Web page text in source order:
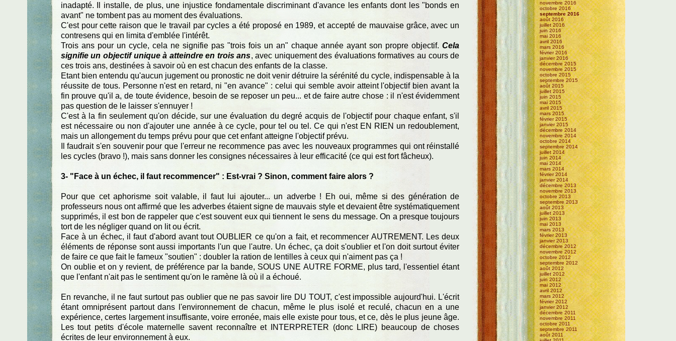
inadapté. Il installe, de plus, une injustice fondamentale discriminant d'avance les enfants dont les "bonds en
avant" ne tombent pas au moment des évaluations.
C'est pour cette raison que le travail par cycles a été proposé en 1989, et accepté de mauvaise grâce, avec un
contresens qui en limita d'emblée l'intérêt.
Trois ans pour un cycle, cela ne signifie pas "trois fois un an" chaque année ayant son propre objectif.Cela
signifie un objectif unique à atteindre en trois ans, avec uniquement des évaluations formatives au cours de
ces trois ans, destinées à savoir où en est chacun des enfants de la classe.
Etant bien entendu qu'aucun jugement ou pronostic ne doit venir détruire la sérénité du cycle, indispensable à la
réussite de tous. Personne n'est en retard, ni "en avance" : celui qui semble avoir atteint l'objectif bien avant la
fin prouve qu'il a, de toute évidence, besoin de se reposer un peu... et de faire autre chose : il n'est évidemment
pas question de le laisser s'ennuyer !
C'est à la fin seulement qu'on décide, sur une évaluation du degré acquis de l'objectif pour chaque enfant, s'il
est nécessaire ou non d'ajouter une année à ce cycle, pour tel ou tel. Ce qui n'est EN RIEN un redoublement,
mais un allongement du temps prévu pour que cet enfant atteigne l'objectif prévu.
Il faudrait s'en souvenir pour que l'erreur ne recommence pas avec les nouveaux programmes qui ont réinstallé
les cycles (bravo !), mais sans donner les consignes nécessaires à leur efficacité (ce qui est fort fâcheux).
3- "Face à un échec, il faut recommencer" : Est-vrai ? Sinon, comment faire alors ?
Pour que cet aphorisme soit valable, il faut lui ajouter... un adverbe ! Eh oui, même si des génération de
professeurs nous ont affirmé que les adverbes étaient signe de mauvais style et devaient être systématiquement
supprimés, il est bon de rappeler que c'est souvent eux qui tiennent le sens du message. On a presque toujours
tort de les négliger quand on lit ou écrit.
Face à un échec, il faut d'abord avant tout OUBLIER ce qu'on a fait, et recommencer AUTREMENT. Les deux
éléments de réponse sont aussi importants l'un que l'autre. Un échec, ça doit s'oublier et l'on doit surtout éviter
de faire ce que fait le fameux "soutien" : doubler la ration de lentilles à ceux qui n'aiment pas ça !
On oublie et on y revient, de préférence par la bande, SOUS UNE AUTRE FORME, plus tard, l'essentiel étant
que l'enfant n'ait pas le sentiment qu'on le ramène là où il a échoué.
En revanche, il ne faut surtout pas oublier que ne pas savoir lire DU TOUT, c'est impossible aujourd'hui. L'écrit
étant omniprésent partout dans l'environnement de chacun, même le plus isolé et reculé, chacun en a une
expérience, certes largement insuffisante, voire erronée, mais elle existe pour tous, et ce, dès le plus jeune âge.
Les tout petits d'école maternelle savent reconnaître et INTERPRETER (donc LIRE) beaucoup de choses
écrites de leur environnement à eux.
novembre 2016
octobre 2016
septembre 2016
août 2016
juillet 2016
juin 2016
mai 2016
avril 2016
mars 2016
février 2016
janvier 2016
décembre 2015
novembre 2015
octobre 2015
septembre 2015
août 2015
juillet 2015
juin 2015
mai 2015
avril 2015
mars 2015
février 2015
janvier 2015
décembre 2014
novembre 2014
octobre 2014
septembre 2014
juillet 2014
juin 2014
mai 2014
mars 2014
février 2014
janvier 2014
décembre 2013
novembre 2013
octobre 2013
septembre 2013
août 2013
juillet 2013
juin 2013
mai 2013
mars 2013
février 2013
janvier 2013
décembre 2012
novembre 2012
octobre 2012
septembre 2012
août 2012
juillet 2012
juin 2012
mai 2012
avril 2012
mars 2012
février 2012
janvier 2012
décembre 2011
novembre 2011
octobre 2011
septembre 2011
août 2011